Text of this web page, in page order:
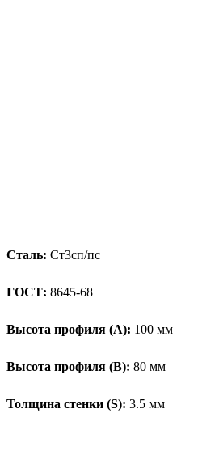
Сталь: Ст3сп/пс
ГОСТ: 8645-68
Высота профиля (А): 100 мм
Высота профиля (B): 80 мм
Толщина стенки (S): 3.5 мм